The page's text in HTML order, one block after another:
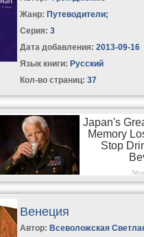
Жанр: Путеводители;
Серия:3
Дата добавления: 2013-09-16
Язык книги: Русский
Кол-во страниц: 37
Венеция
Автор: Всеволожская